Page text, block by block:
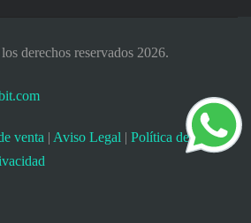
derechos reservados 2026.
venta | Aviso Legal | Política de